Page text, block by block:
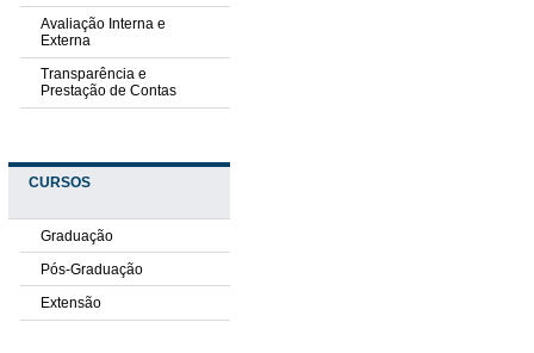
Avaliação Interna e
Externa
Transparência e
Prestação de Contas
CURSOS
Graduação
Pós-Graduação
Extensão